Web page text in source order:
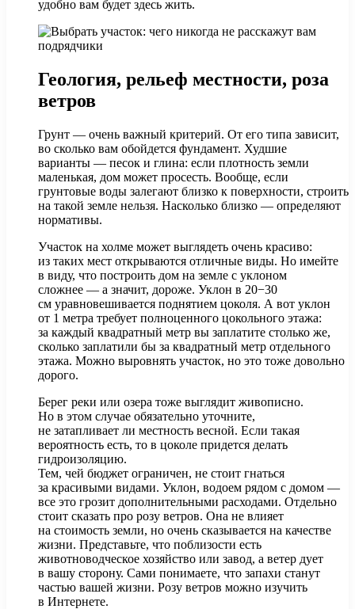
удобно вам будет здесь жить.
Геология, рельеф местности, роза
ветров
Грунт — очень важный критерий. От его типа зависит,
во сколько вам обойдется фундамент. Худшие
варианты — песок и глина: если плотность земли
маленькая, дом может просесть. Вообще, если
грунтовые воды залегают близко к поверхности, строить
на такой земле нельзя. Насколько близко — определяют
нормативы.
Участок на холме может выглядеть очень красиво:
из таких мест открываются отличные виды. Но имейте
в виду, что построить дом на земле с уклоном
сложнее — а значит, дороже. Уклон в 20−30
см уравновешивается поднятием цоколя. А вот уклон
от 1 метра требует полноценного цокольного этажа:
за каждый квадратный метр вы заплатите столько же,
сколько заплатили бы за квадратный метр отдельного
этажа. Можно выровнять участок, но это тоже довольно
дорого.
Берег реки или озера тоже выглядит живописно.
Но в этом случае обязательно уточните,
не затапливает ли местность весной. Если такая
вероятность есть, то в цоколе придется делать
гидроизоляцию.
Тем, чей бюджет ограничен, не стоит гнаться
за красивыми видами. Уклон, водоем рядом с домом —
все это грозит дополнительными расходами. Отдельно
стоит сказать про розу ветров. Она не влияет
на стоимость земли, но очень сказывается на качестве
жизни. Представьте, что поблизости есть
животноводческое хозяйство или завод, а ветер дует
в вашу сторону. Сами понимаете, что запахи станут
частью вашей жизни. Розу ветров можно изучить
в Интернете.